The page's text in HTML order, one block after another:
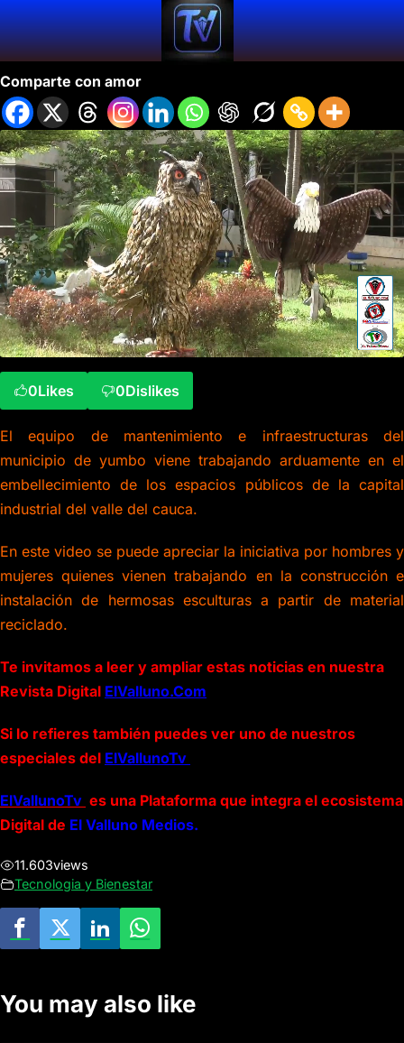
La Ecología Embellece Yumbo.
Comparte con amor
0Likes 0Dislikes
El equipo de mantenimiento e infraestructuras del
municipio de yumbo viene trabajando arduamente en el
embellecimiento de los espacios públicos de la capital
industrial del valle del cauca.
En este video se puede apreciar la iniciativa por hombres y
mujeres quienes vienen trabajando en la construcción e
instalación de hermosas esculturas a partir de material
reciclado.
Te invitamos a leer y ampliar estas noticias en nuestra
Revista Digital ElValluno.Com
Si lo refieres también puedes ver uno de nuestros
especiales del ElVallunoTv
ElVallunoTv es una Plataforma que integra el ecosistema
Digital de El Valluno Medios.
11.603views
Tecnologia y Bienestar
You may also like